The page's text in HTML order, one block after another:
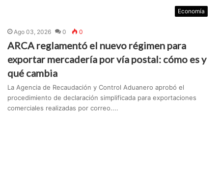
Economía
Ago 03, 2026 0 0
ARCA reglamentó el nuevo régimen para
exportar mercadería por vía postal: cómo es y
qué cambia
La Agencia de Recaudación y Control Aduanero aprobó el
procedimiento de declaración simplificada para exportaciones
comerciales realizadas por correo....